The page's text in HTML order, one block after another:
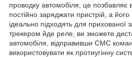
проводку автомобіля, це позбавляє
постійно заряджати пристрій, а його
ідеально підходять для прихованої
трекером йде реле, ви зможете
автомобіля, відправивши СМС
використовувати як протиугінну